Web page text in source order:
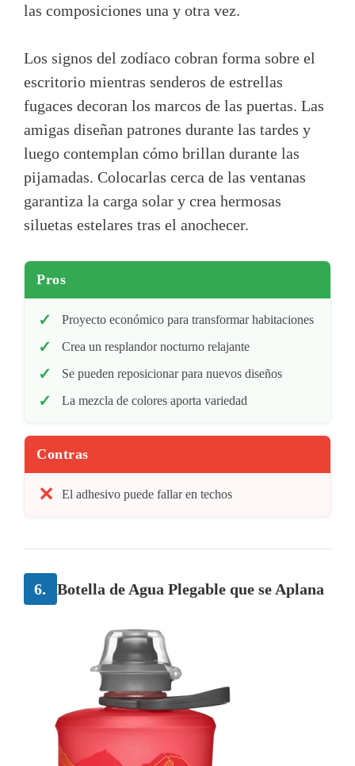
las composiciones una y otra vez.
Los signos del zodíaco cobran forma sobre el
escritorio mientras senderos de estrellas
fugaces decoran los marcos de las puertas. Las
amigas diseñan patrones durante las tardes y
luego contemplan cómo brillan durante las
pijamadas. Colocarlas cerca de las ventanas
garantiza la carga solar y crea hermosas
siluetas estelares tras el anochecer.
Pros
Proyecto económico para transformar habitaciones
Crea un resplandor nocturno relajante
Se pueden reposicionar para nuevos diseños
La mezcla de colores aporta variedad
Contras
El adhesivo puede fallar en techos
6. Botella de Agua Plegable que se Aplana